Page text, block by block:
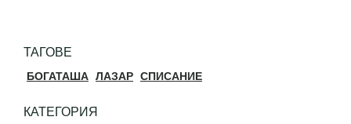
ТАГОВЕ
БОГАТАША ЛАЗАР СПИСАНИЕ
КАТЕГОРИЯ